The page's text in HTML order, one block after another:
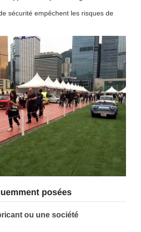
sécurité empêchent les risques de
posées
ou une société